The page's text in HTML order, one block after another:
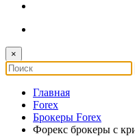
×
Главная
Forex
Брокеры Forex
Форекс брокеры с